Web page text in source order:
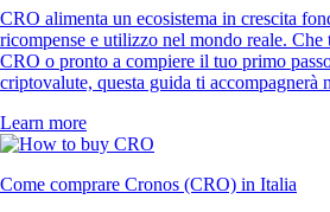
CRO alimenta un ecosistema in crescita
ricompense e utilizzo nel mondo reale. Che
CRO o pronto a compiere il tuo primo
criptovalute, questa guida ti accompagnerà
Learn more
Come comprare Cronos (CRO) in Italia